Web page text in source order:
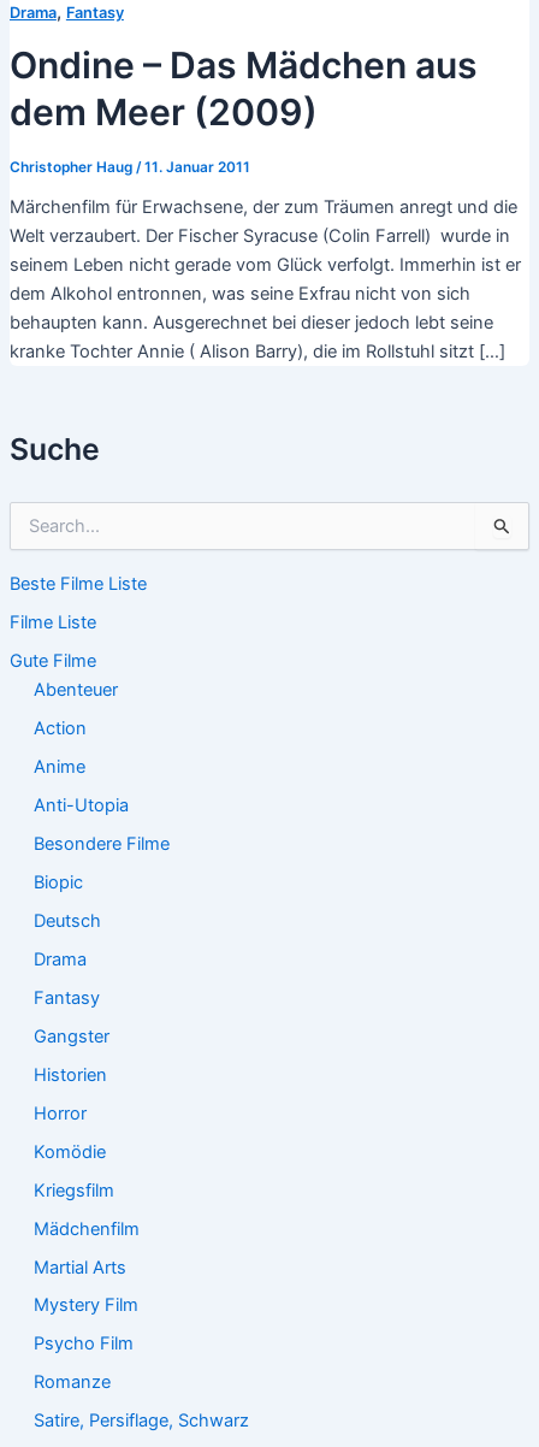
Suche
h
n
n
Beste Filme Liste
Filme Liste
Gute Filme
Abenteuer
Action
Anime
Anti-Utopia
Besondere Filme
Biopic
Deutsch
Drama
Fantasy
Gangster
Historien
Horror
Komödie
Kriegsfilm
Mädchenfilm
Martial Arts
Mystery Film
Psycho Film
Romanze
Satire, Persiflage, Schwarz
Drama, Fantasy
Ondine – Das Mädchen aus
dem Meer (2009)
Christopher Haug /11. Januar 2011
Märchenfilm für Erwachsene, der zum Träumen anregt und die
Welt verzaubert. Der Fischer Syracuse (Colin Farrell) wurde in
seinem Leben nicht gerade vom Glück verfolgt. Immerhin ist er
dem Alkohol entronnen, was seine Exfrau nicht von sich
behaupten kann. Ausgerechnet bei dieser jedoch lebt seine
kranke Tochter Annie ( Alison Barry), die im Rollstuhl sitzt […]